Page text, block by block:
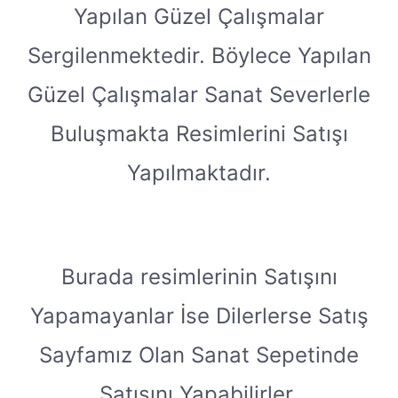
Yapılan Güzel Çalışmalar
Sergilenmektedir. Böylece Yapılan
Güzel Çalışmalar Sanat Severlerle
Buluşmakta Resimlerini Satışı
Yapılmaktadır.
Burada resimlerinin Satışını
Yapamayanlar İse Dilerlerse Satış
Sayfamız Olan Sanat Sepetinde